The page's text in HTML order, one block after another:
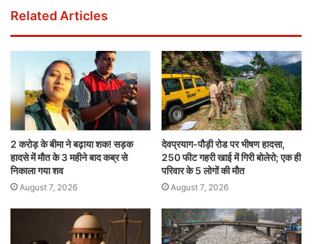
Related Articles
2 करोड़ के बीमा ने बढ़ाया शक! सड़क
हादसे में मौत के 3 महीने बाद कब्र से
निकाला गया शव
August 7, 2026
देवप्रयाग-पौड़ी रोड पर भीषण हादसा,
250 फीट गहरी खाई में गिरी बोलेरो; एक ही
परिवार के 5 लोगों की मौत
August 7, 2026